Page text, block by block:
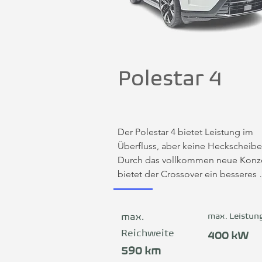
Polestar 4
Der Polestar 4 bietet Leistung im
Überfluss, aber keine
Durch das vollkommen neue
bietet der Crossover ein besseres
Platzangebot vor allem auf den
traditionelle Heckscheibe
zeigt der Rückspiegel das digitale
einer im Dach positionierten
hochauflösend und in Echtzeit, aber
max.
Reichweite
590 km
max.
400 kW